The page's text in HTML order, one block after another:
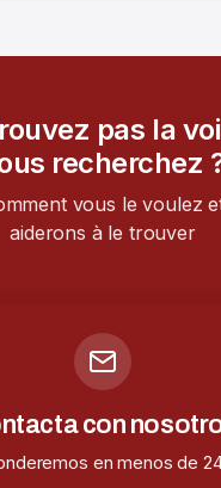
pas la
recherchez
vous le voulez
aiderons à le trouver
con
en menos de